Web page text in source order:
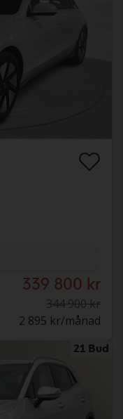
339 800 kr
344 900 kr
2 895 kr/månad
21 Bud